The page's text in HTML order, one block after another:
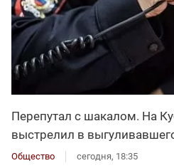
Перепутал с шакалом. На
выстрелил в
Общество сегодня, 18:35